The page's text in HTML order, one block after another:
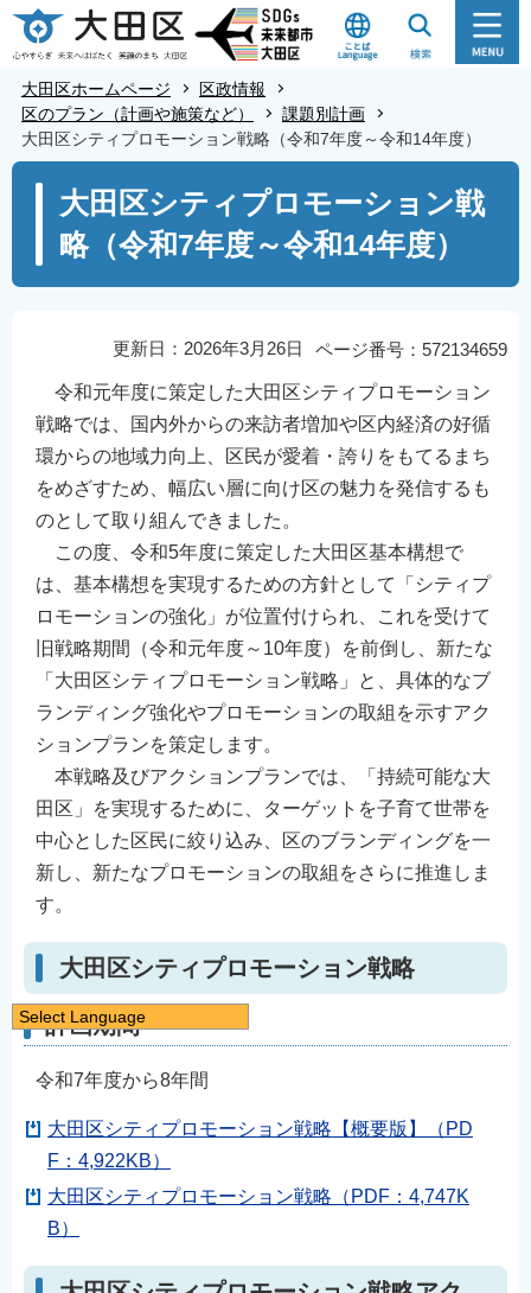
こ
の
の
大田区ホームページ
区政情報
区のプラン（計画や施策など）
課題別計画
大田区シティプロモーション戦略（令和7年度～令和14年度）
大田区シティプロモーション戦
略（令和7年度～令和14年度）
ページ番号：572134659
更新日：2026年3月26日
令和元年度に策定した大田区シティプロモーション
戦略では、国内外からの来訪者増加や区内経済の好循
環からの地域力向上、区民が愛着・誇りをもてるまち
をめざすため、幅広い層に向け区の魅力を発信するも
のとして取り組んできました。
この度、令和5年度に策定した大田区基本構想で
は、基本構想を実現するための方針として「シティプ
ロモーションの強化」が位置付けられ、これを受けて
旧戦略期間（令和元年度～10年度）を前倒し、新たな
「大田区シティプロモーション戦略」と、具体的なブ
ランディング強化やプロモーションの取組を示すアク
ションプランを策定します。
本戦略及びアクションプランでは、「持続可能な大
田区」を実現するために、ターゲットを子育て世帯を
中心とした区民に絞り込み、区のブランディングを一
新し、新たなプロモーションの取組をさらに推進しま
す。
大田区シティプロモーション戦略
計画期間
令和7年度から8年間
大田区シティプロモーション戦略【概要版】（PD
F：4,922KB）
大田区シティプロモーション戦略（PDF：4,747K
B）
Select Language
日本語
English
简体中文
繁體中文
한국어
नेपाली
Filipino